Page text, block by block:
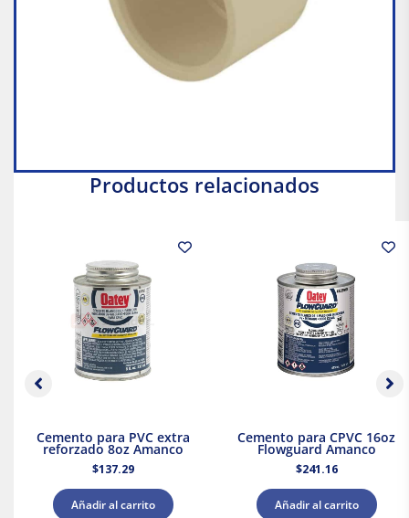
Productos relacionados
Cemento para PVC extra
reforzado 8oz Amanco
$137.29
Añadir al carrito
Cemento para CPVC 16oz
Flowguard Amanco
$241.16
Añadir al carrito